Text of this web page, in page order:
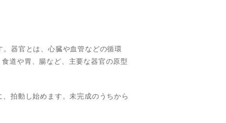
器官とは、心臓や血管などの循環
道や胃、腸など、主要な器官の原型
拍動し始めます。未完成のうちから